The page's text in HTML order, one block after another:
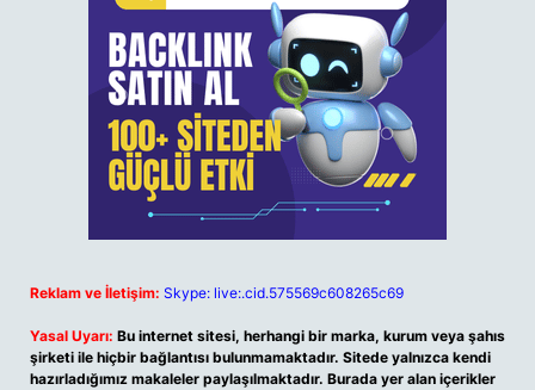
Reklam ve İletişim: Skype: live:.cid.575569c608265c69
Yasal Uyarı: Bu internet sitesi, herhangi bir marka, kurum veya şahıs
şirketi ile hiçbir bağlantısı bulunmamaktadır. Sitede yalnızca kendi
hazırladığımız makaleler paylaşılmaktadır. Burada yer alan içerikler